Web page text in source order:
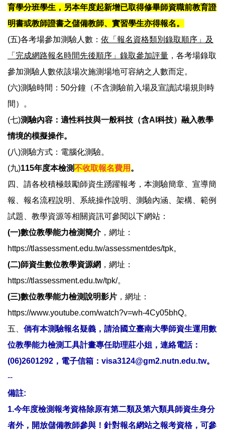
育學分班學生，另本年度起新增已取得修畢師資職前教育證
明書或教師證書之儲備教師、實習學生亦得報名。
(五)各考場參加測驗人數： 依「報名資格類別錄取順序」及
「完成網路報名時間先後順序」錄取參加評量 ，各考場錄取
參加測驗人數依該場次施測場地可容納之人數而定。
(六)測驗時間：50分鐘（不含測驗前入場及宣讀試場規則時
間）。
(七)測驗內容：適性科技與一般科技（含AI科技）融入教學
情境的模擬操作。
(八)測驗方式：電腦化測驗。
(九)115年度本檢測不收取報名費用 。
四、請各校積極鼓勵師資生踴躍報考，本測驗簡章、宣導簡
報、報名流程說明、系統操作說明、測驗內涵、架構、範例
試題、教學資源等相關資訊可參閱以下網站：
(一)數位教學能力檢測簡介，網址：
https://tlassessment.edu.tw/assessmentdes/tpk。
(二)師資生數位教學資源網 ，網址：
https://tlassessment.edu.tw/tpk/。
(三)數位教學能力檢測說明影片 ，網址：
https://www.youtube.com/watch?v=wh-4Cy05bhQ。
五、 倘有本測驗報名疑義，請洽國立臺南大學師資生運用數
位教學能力檢測工具計畫專任助理莊小姐，連絡電話：
(06)2601292，電子信箱：visa3124@gm2.nutn.edu.tw。
--
備註:
1.今年度檢測報考資格除原有第二類及第六類具師資生身分
者外，開放儲備教師參與！針對報名網站之報考資格，可參